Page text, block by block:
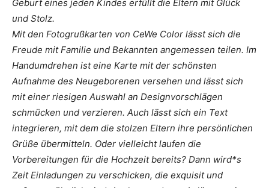
Geburt eines jeden Kindes erfüllt die Eltern mit Glück
und Stolz.
Mit den Fotogrußkarten von CeWe Color lässt sich die
Freude mit Familie und Bekannten angemessen teilen. Im
Handumdrehen ist eine Karte mit der schönsten
Aufnahme des Neugeborenen versehen und lässt sich
mit einer riesigen Auswahl an Designvorschlägen
schmücken und verzieren. Auch lässt sich ein Text
integrieren, mit dem die stolzen Eltern ihre persönlichen
Grüße übermitteln. Oder vielleicht laufen die
Vorbereitungen für die Hochzeit bereits? Dann wird*s
Zeit Einladungen zu verschicken, die exquisit und